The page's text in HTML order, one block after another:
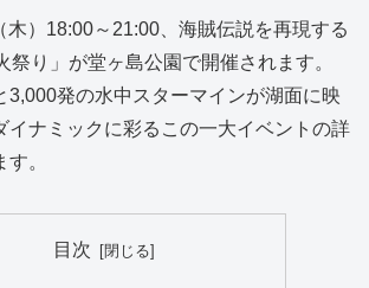
木）18:00～21:00、海賊伝説を再現する
祭り」が堂ヶ島公園で開催されます。
3,000発の水中スターマインが湖面に映
イナミックに彩るこの一大イベントの詳
。
目次